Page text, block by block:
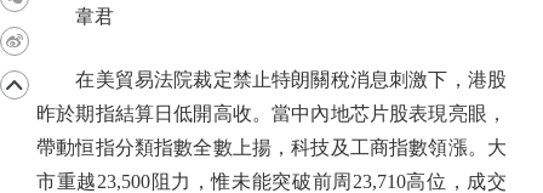
韋君
在美貿易法院裁定禁止特朗關稅消息刺激下，港股
昨於期指結算日低開高收。當中內地芯片股表現亮眼，
帶動恒指分類指數全數上揚，科技及工商指數領漲。大
市重越23,500阻力，惟未能突破前周23,710高位，成交